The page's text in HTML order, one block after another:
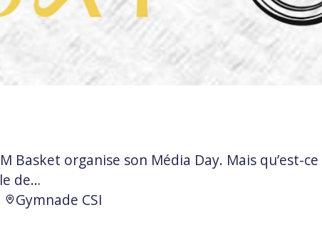
Basket organise son Média Day. Mais qu’est-
de…
Gymnade CSI